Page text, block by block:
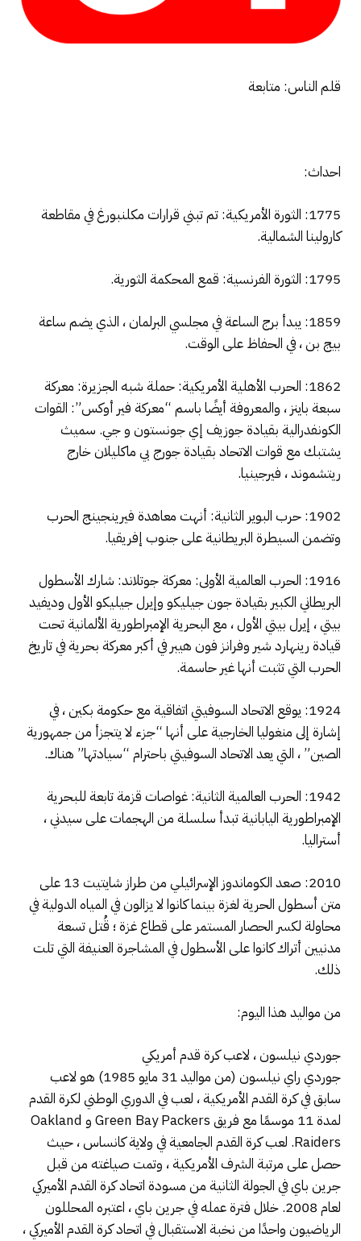
قلم الناس: متابعة
احداث:
1775: الثورة الأمريكية: تم تبني قرارات مكلنبورغ في مقاطعة
كارولينا الشمالية.
1795: الثورة الفرنسية: قمع المحكمة الثورية.
1859: يبدأ برج الساعة في مجلسي البرلمان ، الذي يضم ساعة
بيج بن ، في الحفاظ على الوقت.
1862: الحرب الأهلية الأمريكية: حملة شبه الجزيرة: معركة
سبعة باينز ، والمعروفة أيضًا باسم “معركة فير أوكس”: القوات
الكونفدرالية بقيادة جوزيف إي جونستون و جي. سميث
يشتبك مع قوات الاتحاد بقيادة جورج بي ماكليلان خارج
ريتشموند ، فيرجينيا.
1902: حرب البوير الثانية: أنهت معاهدة فيرينجينج الحرب
وتضمن السيطرة البريطانية على جنوب إفريقيا.
1916: الحرب العالمية الأولى: معركة جوتلاند: شارك الأسطول
البريطاني الكبير بقيادة جون جيليكو وإيرل جيليكو الأول وديفيد
بيتي ، إيرل بيتي الأول ، مع البحرية الإمبراطورية الألمانية تحت
قيادة رينهارد شير وفرانز فون هيبر في أكبر معركة بحرية في تاريخ
الحرب التي تثبت أنها غير حاسمة.
1924: يوقع الاتحاد السوفيتي اتفاقية مع حكومة بكين ، في
إشارة إلى منغوليا الخارجية على أنها “جزء لا يتجزأ من جمهورية
الصين” ، التي يعد الاتحاد السوفيتي باحترام “سيادتها” هناك.
1942: الحرب العالمية الثانية: غواصات قزمة تابعة للبحرية
الإمبراطورية اليابانية تبدأ سلسلة من الهجمات على سيدني ،
أستراليا.
2010: صعد الكوماندوز الإسرائيلي من طراز شايتيت 13 على
متن أسطول الحرية لغزة بينما كانوا لا يزالون في المياه الدولية في
محاولة لكسر الحصار المستمر على قطاع غزة ؛ قُتل تسعة
مدنيين أتراك كانوا على الأسطول في المشاجرة العنيفة التي تلت
ذلك.
من مواليد هذا اليوم:
جوردي نيلسون ، لاعب كرة قدم أمريكي
جوردي راي نيلسون (من مواليد 31 مايو 1985) هو لاعب
سابق في كرة القدم الأمريكية ، لعب في الدوري الوطني لكرة القدم
لمدة 11 موسمًا مع فريق Green Bay Packers و Oakland
Raiders. لعب كرة القدم الجامعية في ولاية كانساس ، حيث
حصل على مرتبة الشرف الأمريكية ، وتمت صياغته من قبل
جرين باي في الجولة الثانية من مسودة اتحاد كرة القدم الأميركي
لعام 2008. خلال فترة عمله في جرين باي ، اعتبره المحللون
الرياضيون واحدًا من نخبة الاستقبال في اتحاد كرة القدم الأميركي ،